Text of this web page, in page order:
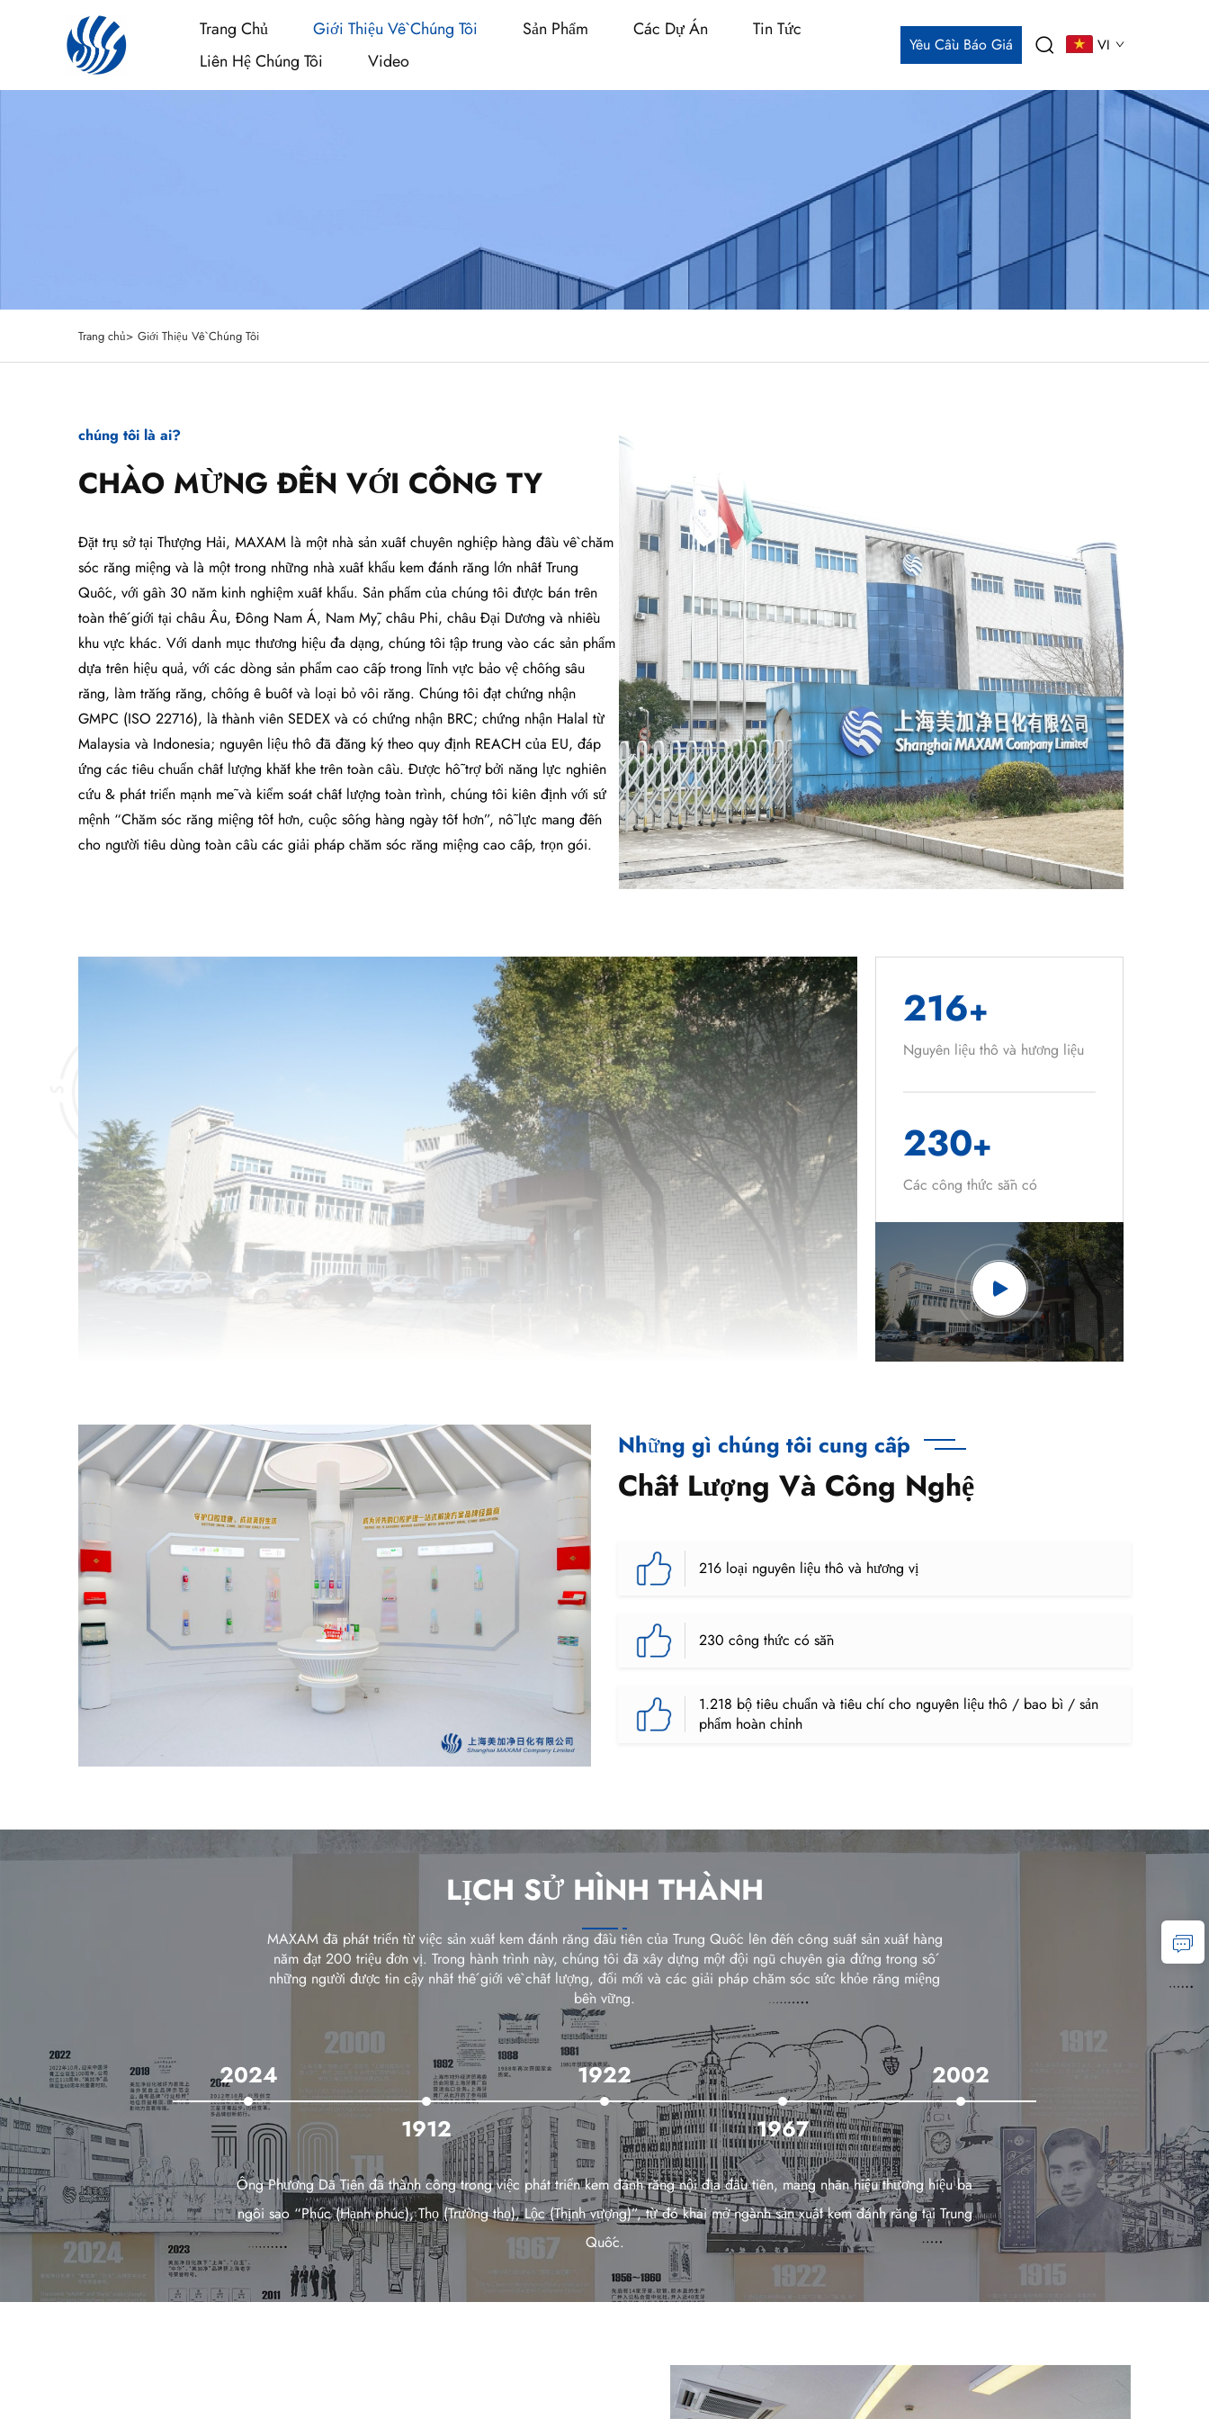
Trang Chủ Giới Thiệu Về Chúng Tôi Sản Phẩm Các Dự Án
Tin Tức
Liên Hệ Chúng Tôi
Video
Yêu Cầu Báo Giá VI
Trang chủ> Giới Thiệu Về Chúng Tôi
chúng tôi là ai?
CHÀO MỪNG ĐẾN VỚI CÔNG TY
Đặt trụ sở tại Thượng Hải, MAXAM là một nhà sản xuất chuyên nghiệp hàng đầu về chăm
sóc răng miệng và là một trong những nhà xuất khẩu kem đánh răng lớn nhất Trung
Quốc, với gần 30 năm kinh nghiệm xuất khẩu. Sản phẩm của chúng tôi được bán trên
toàn thế giới tại châu Âu, Đông Nam Á, Nam Mỹ, châu Phi, châu Đại Dương và nhiều
khu vực khác. Với danh mục thương hiệu đa dạng, chúng tôi tập trung vào các sản phẩm
dựa trên hiệu quả, với các dòng sản phẩm cao cấp trong lĩnh vực bảo vệ chống sâu
răng, làm trắng răng, chống ê buốt và loại bỏ vôi răng. Chúng tôi đạt chứng nhận
GMPC (ISO 22716), là thành viên SEDEX và có chứng nhận BRC; chứng nhận Halal từ
Malaysia và Indonesia; nguyên liệu thô đã đăng ký theo quy định REACH của EU, đáp
ứng các tiêu chuẩn chất lượng khắt khe trên toàn cầu. Được hỗ trợ bởi năng lực nghiên
cứu & phát triển mạnh mẽ và kiểm soát chất lượng toàn trình, chúng tôi kiên định với sứ
mệnh “Chăm sóc răng miệng tốt hơn, cuộc sống hàng ngày tốt hơn”, nỗ lực mang đến
cho người tiêu dùng toàn cầu các giải pháp chăm sóc răng miệng cao cấp, trọn gói.
216+
Nguyên liệu thô và hương liệu
230+
Các công thức sẵn có
Những gì chúng tôi cung cấp
Chất Lượng Và Công Nghệ
216 loại nguyên liệu thô và hương vị
230 công thức có sẵn
1.218 bộ tiêu chuẩn và tiêu chí cho nguyên liệu thô / bao bì / sản
phẩm hoàn chỉnh
LỊCH SỬ HÌNH THÀNH
MAXAM đã phát triển từ việc sản xuất kem đánh răng đầu tiên của Trung Quốc lên đến công suất sản xuất hàng
năm đạt 200 triệu đơn vị. Trong hành trình này, chúng tôi đã xây dựng một đội ngũ chuyên gia đứng trong số
những người được tin cậy nhất thế giới về chất lượng, đổi mới và các giải pháp chăm sóc sức khỏe răng miệng
bền vững.
2024
1912
1922
1967
2002
2024
1912
Nhà máy Hóa chất Trung Quốc được đổi tên chính thức thành “Nhà máy Kem đánh răng Thượng Hải thuộc sở hữu nhà
nước”